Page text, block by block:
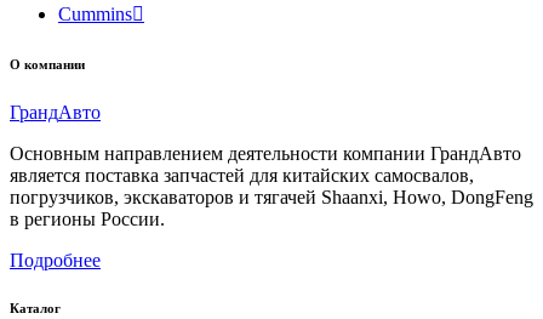
Cummins
О компании
ГрандАвто
Основным направлением деятельности компании ГрандАвто
является поставка запчастей для китайских самосвалов,
погрузчиков, экскаваторов и тягачей Shaanxi, Howo, DongFeng
в регионы России.
Подробнее
Каталог